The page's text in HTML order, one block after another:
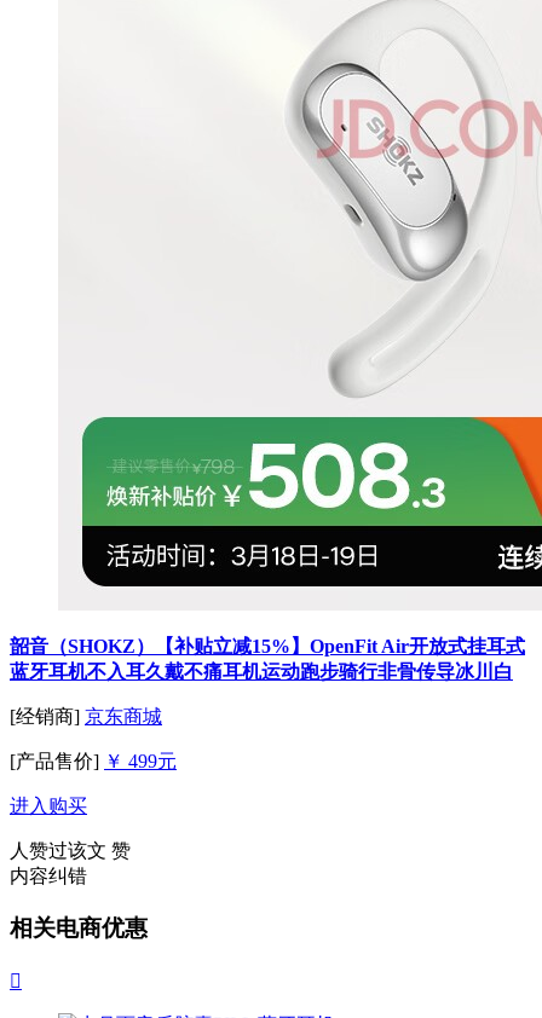
韶音（SHOKZ）【补贴立减15%】OpenFit Air开放式挂耳式
蓝牙耳机不入耳久戴不痛耳机运动跑步骑行非骨传导冰川白
[经销商] 京东商城
[产品售价] ￥ 499元
进入购买
人赞过该文 赞
内容纠错
相关电商优惠
